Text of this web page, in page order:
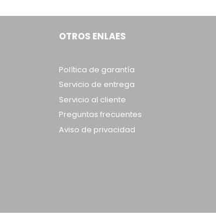
OTROS ENLAES
Política de garantía
Servicio de entrega
Servicio al cliente
Preguntas frecuentes
Aviso de privacidad